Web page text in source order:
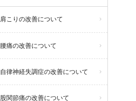
肩こりの改善について
腰痛の改善について
自律神経失調症の改善について
股関節痛の改善について